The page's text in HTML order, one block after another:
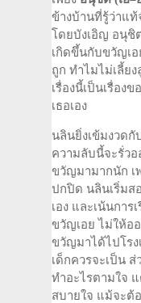
ข้างบ้านที่รู้ว่าแท้
โดยบังเอิญ อนุชิ
เกิดขึ้นกับขวัญเ
ถูก ทำไมไม่เลี้ย
เรื่องนี้เป็นเรื่อง
เธอเอง
นลินยิ่งเข้มงวดกั
ความลับนี้จะรั่ว
ขวัญมามากนัก เ
ปกปิด นลินเริ่มส
เอง และเน้นกา
ขวัญเอย ไม่ให้อ
ขวัญมาได้ไปโรง
เด็กควรจะเป็น
ทำอะไรตามใจ
สบายใจ แม้จะต้